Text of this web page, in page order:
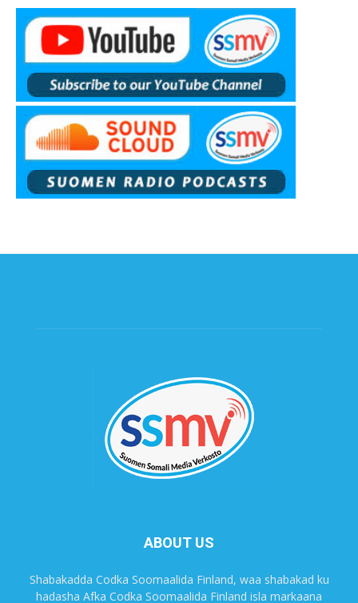
ABOUT US
Shabakadda Codka Soomaalida Finland, waa shabakad ku
hadasha Afka Codka Soomaalida Finland isla markaana